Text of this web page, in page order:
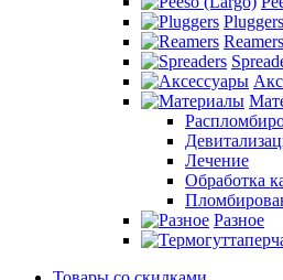
Pluggers
Reamers
Лечение
Обработка
Разное